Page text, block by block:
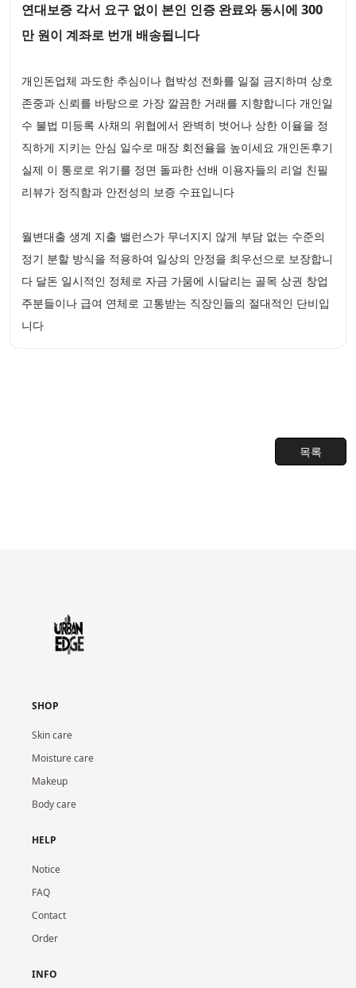
연대보증 각서 요구 없이 본인 인증 완료와 동시에 300
만 원이 계좌로 번개 배송됩니다
개인돈업체 과도한 추심이나 협박성 전화를 일절 금지하며 상호
존중과 신뢰를 바탕으로 가장 깔끔한 거래를 지향합니다 개인일
수 불법 미등록 사채의 위협에서 완벽히 벗어나 상한 이율을 정
직하게 지키는 안심 일수로 매장 회전율을 높이세요 개인돈후기
실제 이 통로로 위기를 정면 돌파한 선배 이용자들의 리얼 친필
리뷰가 정직함과 안전성의 보증 수표입니다
월변대출 생계 지출 밸런스가 무너지지 않게 부담 없는 수준의
정기 분할 방식을 적용하여 일상의 안정을 최우선으로 보장합니
다 달돈 일시적인 정체로 자금 가뭄에 시달리는 골목 상권 창업
주분들이나 급여 연체로 고통받는 직장인들의 절대적인 단비입
니다
목록
SHOP
Skin care
Moisture care
Makeup
Body care
HELP
Notice
FAQ
Contact
Order
INFO